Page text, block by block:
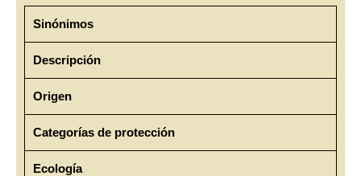
Sinónimos
Descripción
Origen
Categorías de protección
Ecología